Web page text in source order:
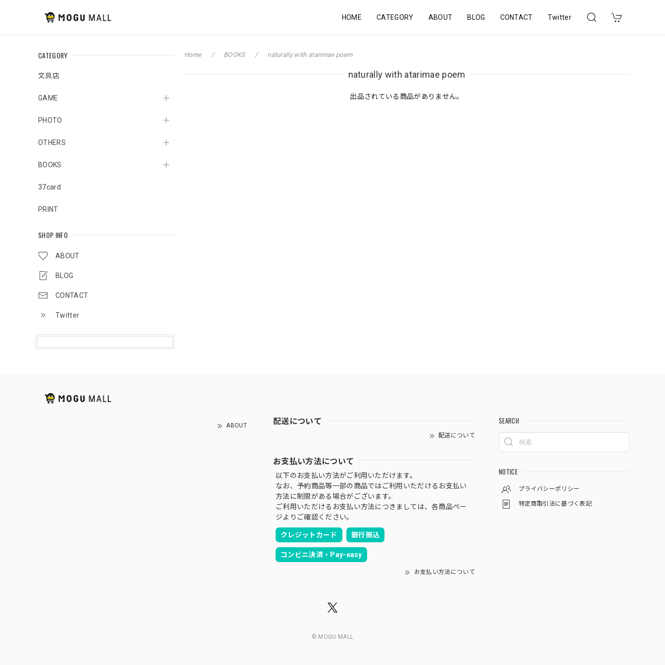
HOME CATEGORY ABOUT BLOG CONTACT Twitter
CATEGORY
文具店
GAME
PHOTO
OTHERS
BOOKS
37card
PRINT
SHOP INFO
ABOUT
BLOG
CONTACT
Twitter
Home BOOKS naturally with atarimae poem
naturally with atarimae poem
出品されている商品がありません。
ABOUT 配送について
配送について
お支払い方法について
以下のお支払い方法がご利用いただけます。
なお、予約商品等一部の商品ではご利用いただけるお支払い
方法に制限がある場合がございます。
ご利用いただけるお支払い方法につきましては、各商品ペー
ジよりご確認ください。
クレジットカード 銀行振込
コンビニ決済・Pay-easy
お支払い方法について
SEARCH
NOTICE
プライバシーポリシー
特定商取引法に基づく表記
© MOGU MALL